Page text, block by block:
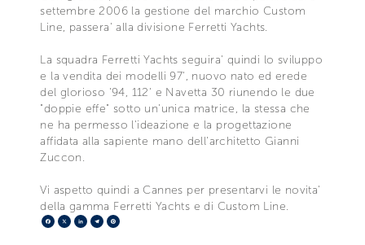
settembre 2006 la gestione del marchio Custom
Line, passera' alla divisione Ferretti Yachts.
La squadra Ferretti Yachts seguira' quindi lo sviluppo
e la vendita dei modelli 97', nuovo nato ed erede
del glorioso '94, 112' e Navetta 30 riunendo le due
"doppie effe" sotto un'unica matrice, la stessa che
ne ha permesso l'ideazione e la progettazione
affidata alla sapiente mano dell'architetto Gianni
Zuccon.
Vi aspetto quindi a Cannes per presentarvi le novita'
della gamma Ferretti Yachts e di Custom Line.
Facebook
X LinkedIn
Telegram